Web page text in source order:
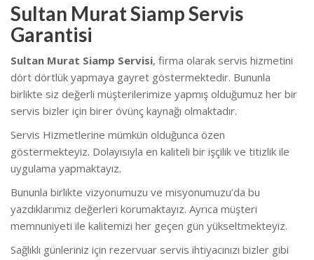
Sultan Murat Siamp Servis
Garantisi
Sultan Murat Siamp Servisi, firma olarak servis hizmetini
dört dörtlük yapmaya gayret göstermektedir. Bununla
birlikte siz değerli müşterilerimize yapmış olduğumuz her bir
servis bizler için birer övünç kaynağı olmaktadır.
Servis Hizmetlerine mümkün olduğunca özen
göstermekteyiz. Dolayısıyla en kaliteli bir işçilik ve titizlik ile
uygulama yapmaktayız.
Bununla birlikte vizyonumuzu ve misyonumuzu’da bu
yazdıklarımız değerleri korumaktayız. Ayrıca müşteri
memnuniyeti ile kalitemizi her geçen gün yükseltmekteyiz.
Sağlıklı günleriniz için rezervuar servis ihtiyacınızı bizler gibi